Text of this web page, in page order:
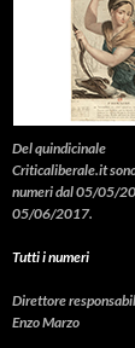
Del quindicinale
Criticaliberale.it
numeri dal 05/05/
05/06/2017.
Tutti i numeri
Direttore
Enzo Marzo